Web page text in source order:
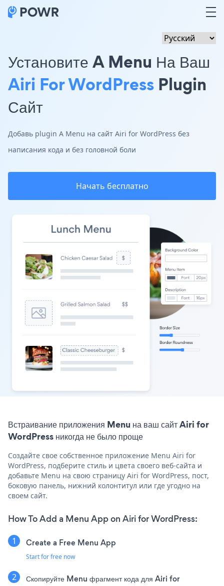
Установите A Menu На Ваш
Airi For WordPress Plugin
Сайт
Добавь plugin A Menu на сайт Airi for WordPress без
написания кода и без головной боли
Начать бесплатно
Встраивание приложения Menu на ваш сайт Airi for
WordPress никогда не было проще
Создайте свое собственное приложение Menu Airi for
WordPress, подберите стиль и цвета своего веб-сайта и
добавьте Menu на свою страницу Airi for WordPress, пост,
боковую панель, нижний колонтитул или где угодно на
своем сайт.
How To Add a Menu App on Airi for WordPress:
Create a Free Menu App
Start for free now
Скопируйте Menu фрагмент кода для Airi for